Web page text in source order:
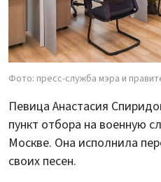
Фото: пресс-служба мэра и
Певица Анастасия
пункт отбора на военную
Москве. Она исполнила
своих песен.